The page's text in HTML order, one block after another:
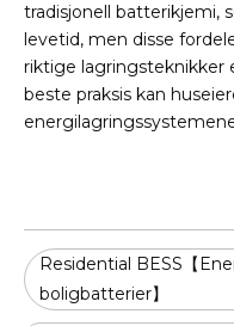
tradisjonell batterikjemi,
levetid, men disse
riktige lagringsteknikker
beste praksis kan
Residential BESS【
boligbatterier】